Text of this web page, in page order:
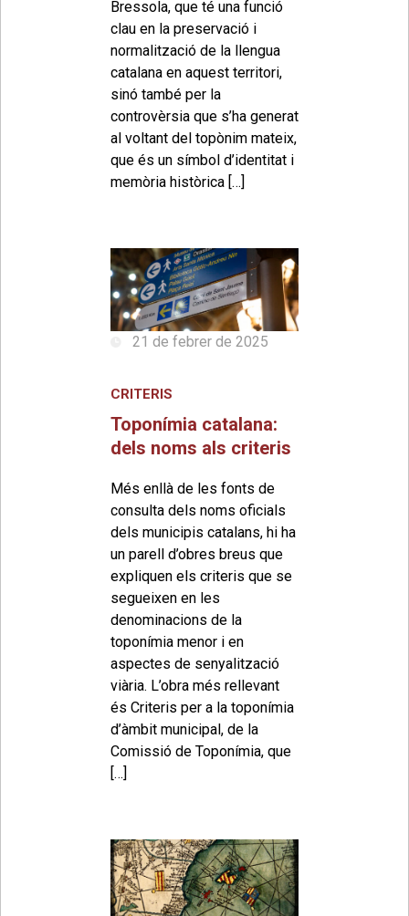
Bressola, que té una funció
clau en la preservació i
normalització de la llengua
catalana en aquest territori,
sinó també per la
controvèrsia que s’ha generat
al voltant del topònim mateix,
que és un símbol d’identitat i
memòria històrica […]
21 de febrer de 2025
CRITERIS
Toponímia catalana:
dels noms als criteris
Més enllà de les fonts de
consulta dels noms oficials
dels municipis catalans, hi ha
un parell d’obres breus que
expliquen els criteris que se
segueixen en les
denominacions de la
toponímia menor i en
aspectes de senyalització
viària. L’obra més rellevant
és Criteris per a la toponímia
d’àmbit municipal, de la
Comissió de Toponímia, que
[…]